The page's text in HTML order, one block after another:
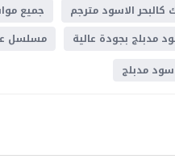
الاسود مترجم
جميع
مدبلج بجودة عالية
مسلسل
مدبلج